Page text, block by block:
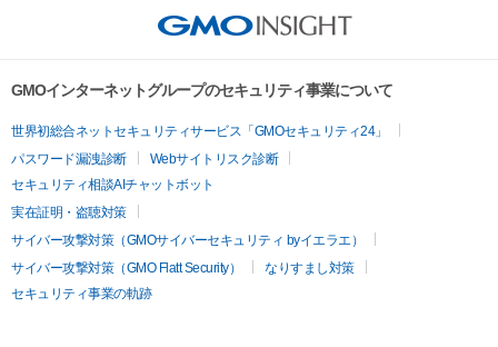
GMOインターネットグループのセキュリティ事業について
世界初総合ネットセキュリティサービス「GMOセキュリティ24」
パスワード漏洩診断
Webサイトリスク診断
セキュリティ相談AIチャットボット
実在証明・盗聴対策
サイバー攻撃対策（GMOサイバーセキュリティ byイエラエ）
サイバー攻撃対策（GMO Flatt Security）
なりすまし対策
セキュリティ事業の軌跡